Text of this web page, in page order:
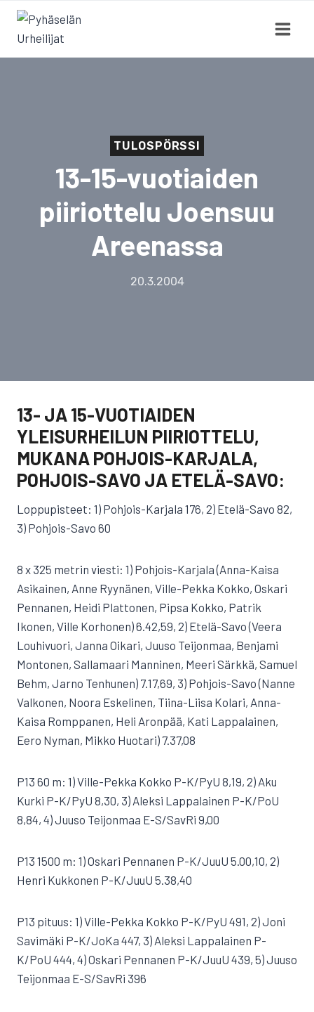
Siirry
sisältöön
TULOSPÖRSSI
13-15-vuotiaiden
piiriottelu Joensuu
Areenassa
20.3.2004
13- JA 15-VUOTIAIDEN
YLEISURHEILUN PIIRIOTTELU,
MUKANA POHJOIS-KARJALA,
POHJOIS-SAVO JA ETELÄ-SAVO:
Loppupisteet: 1) Pohjois-Karjala 176, 2) Etelä-Savo 82,
3) Pohjois-Savo 60
8 x 325 metrin viesti: 1) Pohjois-Karjala (Anna-Kaisa
Asikainen, Anne Ryynänen, Ville-Pekka Kokko, Oskari
Pennanen, Heidi Plattonen, Pipsa Kokko, Patrik
Ikonen, Ville Korhonen) 6.42,59, 2) Etelä-Savo (Veera
Louhivuori, Janna Oikari, Juuso Teijonmaa, Benjami
Montonen, Sallamaari Manninen, Meeri Särkkä, Samuel
Behm, Jarno Tenhunen) 7.17,69, 3) Pohjois-Savo (Nanne
Valkonen, Noora Eskelinen, Tiina-Liisa Kolari, Anna-
Kaisa Romppanen, Heli Aronpää, Kati Lappalainen,
Eero Nyman, Mikko Huotari) 7.37,08
P13 60 m: 1) Ville-Pekka Kokko P-K/PyU 8,19, 2) Aku
Kurki P-K/PyU 8,30, 3) Aleksi Lappalainen P-K/PoU
8,84, 4) Juuso Teijonmaa E-S/SavRi 9,00
P13 1500 m: 1) Oskari Pennanen P-K/JuuU 5.00,10, 2)
Henri Kukkonen P-K/JuuU 5.38,40
P13 pituus: 1) Ville-Pekka Kokko P-K/PyU 491, 2) Joni
Savimäki P-K/JoKa 447, 3) Aleksi Lappalainen P-
K/PoU 444, 4) Oskari Pennanen P-K/JuuU 439, 5) Juuso
Teijonmaa E-S/SavRi 396